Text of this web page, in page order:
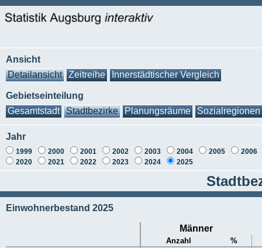
Ansicht
Detailansicht
Zeitreihe Innerstädtischer Vergleich
Gebietseinteilung
Gesamtstadt
Stadtbezirke Planungsräume Sozialregionen
Jahr
1999 2000 2001 2002 2003 2004 2005
2006
2020
2021 2022 2023 2024 2025
Einwohnerbestand 2025
Männer
Anzahl
%